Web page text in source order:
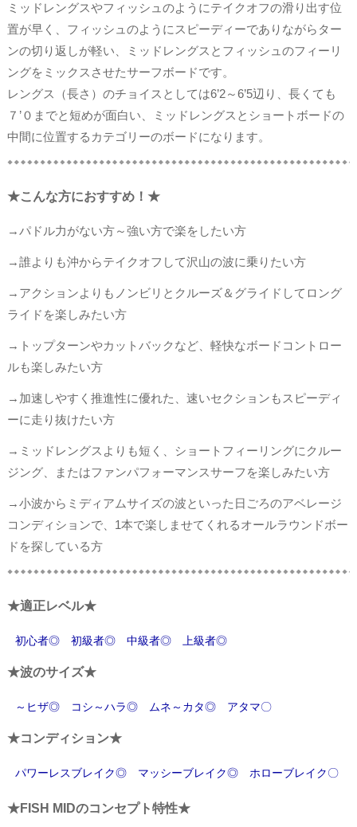
ミッドレングスやフィッシュのようにテイクオフの滑り出す位
置が早く、フィッシュのようにスピーディーでありながらター
ンの切り返しが軽い、ミッドレングスとフィッシュのフィーリ
ングをミックスさせたサーフボードです。
レングス（長さ）のチョイスとしては6’2～6’5辺り、長くても
７’０までと短めが面白い、ミッドレングスとショートボードの
中間に位置するカテゴリーのボードになります。
★こんな方におすすめ！★
→パドル力がない方～強い方で楽をしたい方
→誰よりも沖からテイクオフして沢山の波に乗りたい方
→アクションよりもノンビリとクルーズ＆グライドしてロング
ライドを楽しみたい方
→トップターンやカットバックなど、軽快なボードコントロー
ルも楽しみたい方
→加速しやすく推進性に優れた、速いセクションもスピーディ
ーに走り抜けたい方
→ミッドレングスよりも短く、ショートフィーリングにクルー
ジング、またはファンパフォーマンスサーフを楽しみたい方
→小波からミディアムサイズの波といった日ごろのアベレージ
コンディションで、1本で楽しませてくれるオールラウンドボー
ドを探している方
★適正レベル★
初心者◎ 初級者◎ 中級者◎ 上級者◎
★波のサイズ★
～ヒザ◎ コシ～ハラ◎ ムネ～カタ◎ アタマ〇
★コンディション★
パワーレスブレイク◎ マッシーブレイク◎ ホローブレイク〇
★FISH MIDのコンセプト特性★